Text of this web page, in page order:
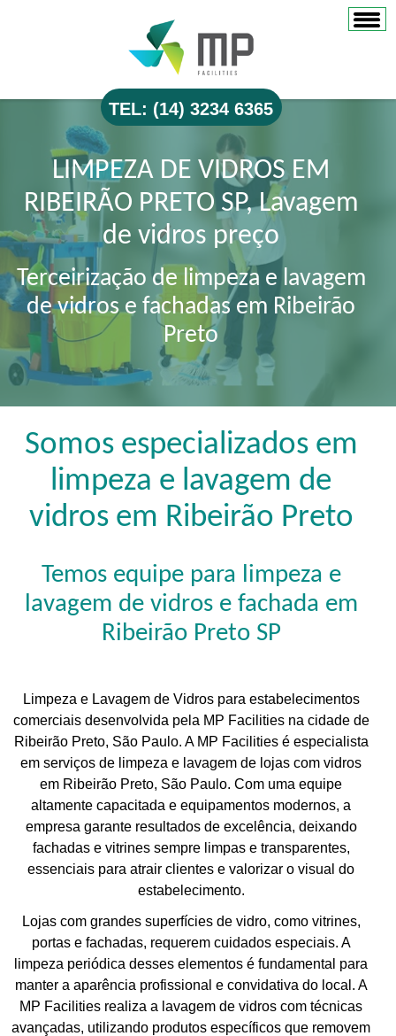
TEL: (14) 3234 6365
LIMPEZA DE VIDROS EM
RIBEIRÃO PRETO SP, Lavagem
de vidros preço
Terceirização de limpeza e lavagem
de vidros e fachadas em Ribeirão
Preto
Somos especializados em
limpeza e lavagem de
vidros em Ribeirão Preto
Temos equipe para limpeza e
lavagem de vidros e fachada em
Ribeirão Preto SP
Limpeza e Lavagem de Vidros para estabelecimentos
comerciais desenvolvida pela MP Facilities na cidade de
Ribeirão Preto, São Paulo. A MP Facilities é especialista
em serviços de limpeza e lavagem de lojas com vidros
em Ribeirão Preto, São Paulo. Com uma equipe
altamente capacitada e equipamentos modernos, a
empresa garante resultados de excelência, deixando
fachadas e vitrines sempre limpas e transparentes,
essenciais para atrair clientes e valorizar o visual do
estabelecimento.
Lojas com grandes superfícies de vidro, como vitrines,
portas e fachadas, requerem cuidados especiais. A
limpeza periódica desses elementos é fundamental para
manter a aparência profissional e convidativa do local. A
MP Facilities realiza a lavagem de vidros com técnicas
avançadas, utilizando produtos específicos que removem